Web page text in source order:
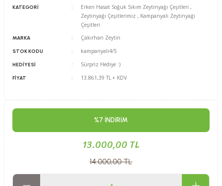
KATEGORI Erken Hasat Soğuk Sıkım Zeytinyağı Çeşitleri ,
Zeytinyağı Çeşitlerimiz , Kampanyalı Zeytinyağı
Çeşitleri
MARKA Çakırhan Zeytin
STOK KODU kampanyali4/5
HEDIYESI Sürpriz Hediye :)
FIYAT 13.861,39 TL + KDV
%7 İNDİRİM
13.000,00 TL
14.000,00 TL